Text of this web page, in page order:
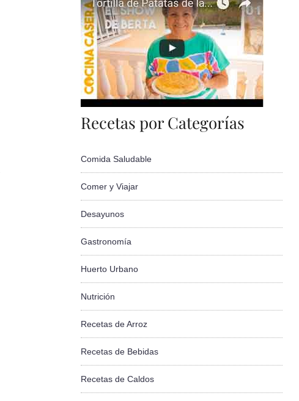
Recetas por Categorías
Comida Saludable
Comer y Viajar
Desayunos
Gastronomía
Huerto Urbano
Nutrición
Recetas de Arroz
Recetas de Bebidas
Recetas de Caldos